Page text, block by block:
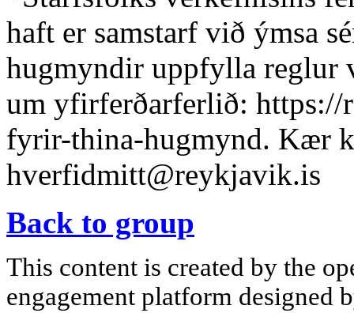
haft er samstarf við ýmsa
hugmyndir uppfylla reglur
um yfirferðarferlið:
fyrir-thina-hugmynd. Kær
hverfidmitt@reykjavik.is
Back to group
This content is created by the
engagement platform designed